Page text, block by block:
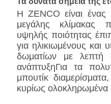
Η ZENCO είναι ένας
μεγάλης κλίμακας
υψηλής ποιότητας
για ηλικιωμένους και
δωματίων με λεπτή
ανάπτυξηΓια τα
μπουτίκ
κυρίως ολοκληρωμένα